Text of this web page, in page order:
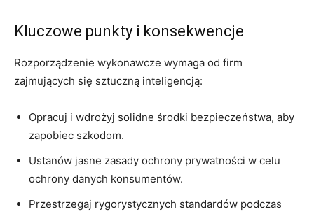
Kluczowe punkty i konsekwencje
Rozporządzenie wykonawcze wymaga od firm
zajmujących się sztuczną inteligencją:
Opracuj i wdrożyj solidne środki bezpieczeństwa, aby
zapobiec szkodom.
Ustanów jasne zasady ochrony prywatności w celu
ochrony danych konsumentów.
Przestrzegaj rygorystycznych standardów podczas